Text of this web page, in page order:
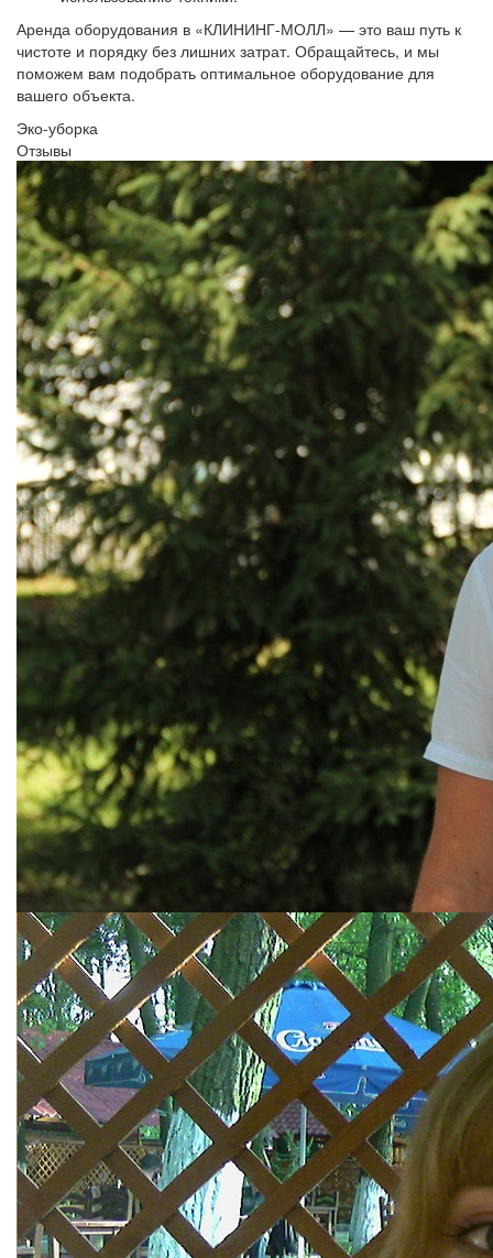
Аренда оборудования в «КЛИНИНГ-МОЛЛ» — это ваш путь к
чистоте и порядку без лишних затрат. Обращайтесь, и мы
поможем вам подобрать оптимальное оборудование для
вашего объекта.
Эко-уборка
Отзывы